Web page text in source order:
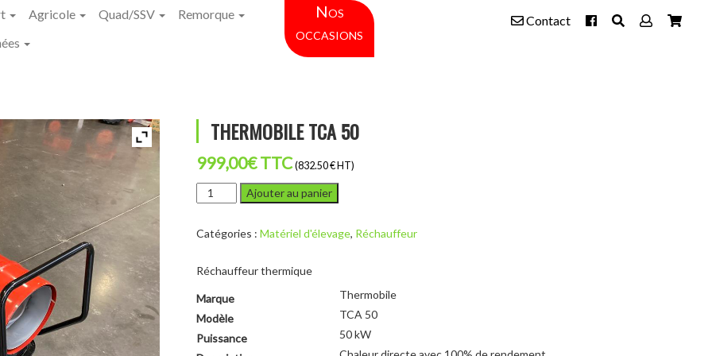
Agricole Quad/SSV
Remorque
Nos
occasions
Contact
THERMOBILE TCA 50
999,00€TTC (832.50 € HT)
quantité
de
TCA
Ajouter au panier
Catégories : Matériel d'élevage, Réchauffeur
Réchauffeur thermique
Marque
Thermobile
Modèle
TCA 50
Puissance
50 kW